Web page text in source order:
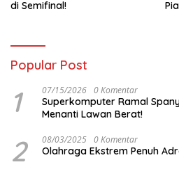
di Semifinal!
Popular Post
1 07/15/2026 0 Komentar
Superkomputer Ramal
Menanti Lawan Berat!
2 08/03/2025 0 Komentar
Olahraga Ekstrem Penuh